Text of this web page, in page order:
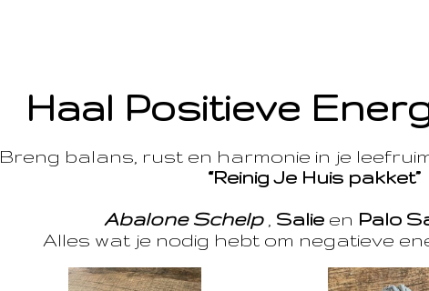
Haal Positieve
Breng balans, rust en harmonie in je
“Reinig Je Huis pakket”
Abalone Schelp, Salie en Palo
Alles wat je nodig hebt om negatieve